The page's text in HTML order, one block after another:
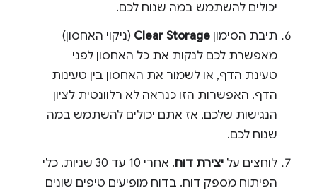
יכולים להשתמש במה שנוח לכם.
תיבת הסימון Clear Storage (ניקוי האחסון)
מאפשרת לכם לנקות את כל האחסון לפני
טעינת הדף, או לשמור את האחסון בין טעינות
הדף. האפשרות הזו כנראה לא רלוונטית לציון
הנגישות שלכם, אז אתם יכולים להשתמש במה
שנוח לכם.
לוחצים על יצירת דוח
. אחרי 10 עד 30 שניות, כלי
הפיתוח מספק דוח. בדוח מופיעים טיפים שונים